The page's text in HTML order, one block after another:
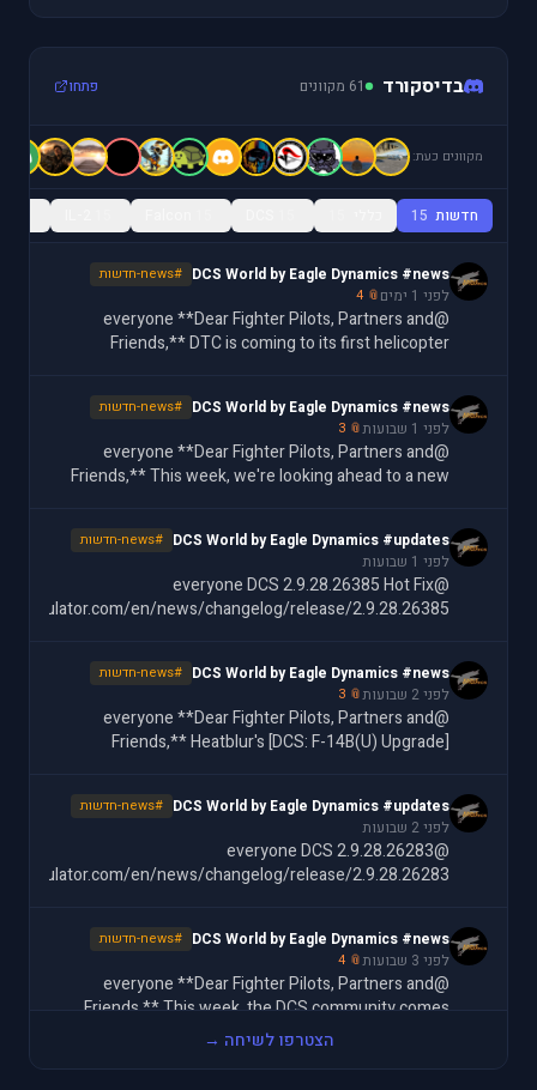
בדיסקורד 61 מקוונים פתחו
מקוונים כעת:
חדשות 15
DCS World by Eagle Dynamics #news #news-חדשות
לפני 1 ימים 📎 4
@everyone **Dear Fighter Pilots, Partners and
Friends,** DTC is coming to its first helicopter
DCS World by Eagle Dynamics #news #news-חדשות
לפני 1 שבועות 📎 3
@everyone **Dear Fighter Pilots, Partners and
Friends,** This week, we're looking ahead to a new
ov
DCS World by Eagle Dynamics #updates #news-חדשות
לפני 1 שבועות
@everyone DCS 2.9.28.26385 Hot Fix
en/news/changelog/release/2.9.28.26385/
DCS World by Eagle Dynamics #news #news-חדשות
לפני 2 שבועות 📎 3
@everyone **Dear Fighter Pilots, Partners and
Friends,** Heatblur's [DCS: F-14B(U) Upgrade]
DCS World by Eagle Dynamics #updates #news-חדשות
לפני 2 שבועות
@everyone DCS 2.9.28.26283
en/news/changelog/release/2.9.28.26283/
DCS World by Eagle Dynamics #news #news-חדשות
לפני 3 שבועות 📎 4
@everyone **Dear Fighter Pilots, Partners and
Friends,** This week, the DCS community comes
together in support of one of our own. Operation
DCS World by Eagle Dynamics #news #news-חדשות
הצטרפו לשיחה →